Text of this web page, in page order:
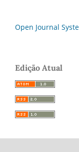
Open Journal
Edição Atual